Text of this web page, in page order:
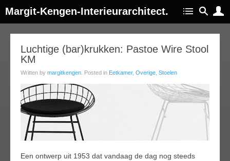
Margit-Kengen-Interieurarchitect.
Luchtige (bar)krukken: Pastoe Wire Stool
KM
Written by margitkengen . Posted in Eetkamer, Overige Stoelen
Een ontwerp uit 1953 dat vandaag de dag nog steeds